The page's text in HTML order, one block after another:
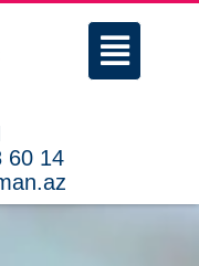
Menu
60 14